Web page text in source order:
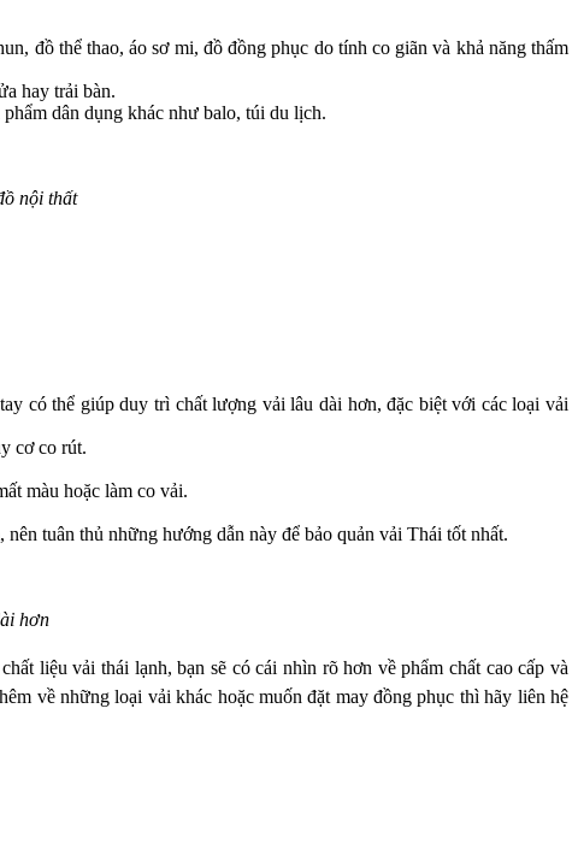
đồ thể thao, áo sơ mi, đồ đồng phục do tính co giãn và khả năng thấm
hay trải bàn.
dân dụng khác như balo, túi du lịch.
nội thất
có thể giúp duy trì chất lượng vải lâu dài hơn, đặc biệt với các loại vải
cơ co rút.
màu hoặc làm co vải.
tuân thủ những hướng dẫn này để bảo quản vải Thái tốt nhất.
hơn
liệu vải thái lạnh, bạn sẽ có cái nhìn rõ hơn về phẩm chất cao cấp và
về những loại vải khác hoặc muốn đặt may đồng phục thì hãy liên hệ